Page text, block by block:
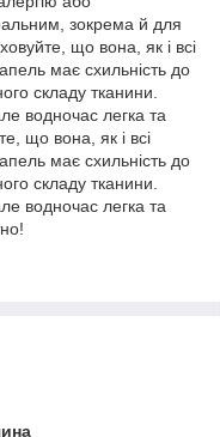
зокрема й для
що вона, як і всі
має схильність до
складу тканини.
водночас легка та
що вона, як і всі
має схильність до
складу тканини.
водночас легка та